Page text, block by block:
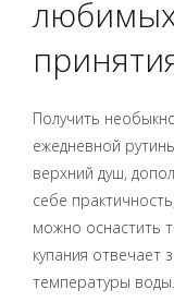
Получить
ежедневной
верхний душ,
себе
можно оснастить
купания отвечает
температуры воды.